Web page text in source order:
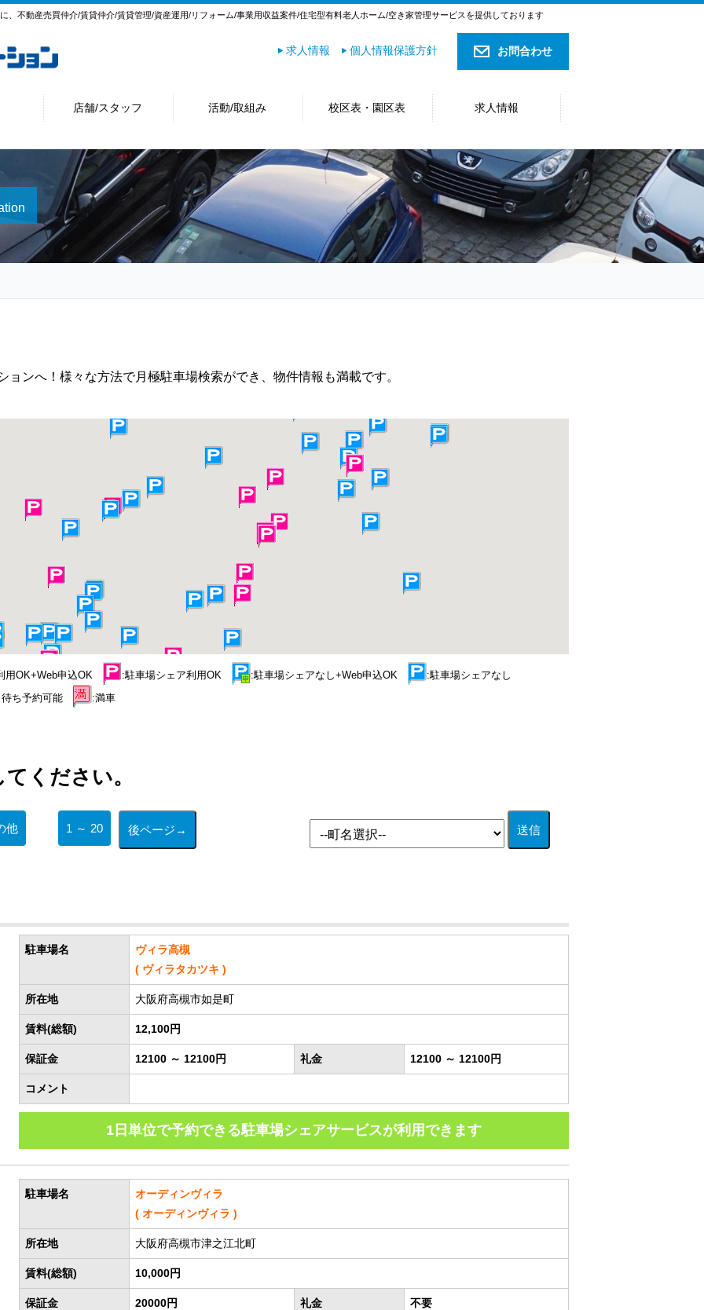
、不動産売買仲介/賃貸仲介/賃貸管理/資産運用/リフォーム/事業用収益案件/住宅型有料老人ホーム/空き家管理サービスを提供しております
お問合わせ
求人情報 個人情報保護方針
店舗/スタッフ 活動/取組み 校区表・園区表 求人情報
ンへ！様々な方法で月極駐車場検索ができ、物件情報も満載です。
用OK+Web申込OK :駐車場シェア利用OK :駐車場シェアなし+Web申込OK
:駐車場シェアなし
待ち予約可能
:満車
ください。
他 1 ～ 20
駐車場名
ヴィラ高槻
( ヴィラタカツキ )
所在地 大阪府高槻市如是町
賃料(総額) 12,100円
保証金 12100 ～ 12100円 礼金 12100 ～ 12100円
コメント
1日単位で予約できる駐車場シェアサービスが利用できます
駐車場名
オーディンヴィラ
( オーディンヴィラ )
所在地 大阪府高槻市津之江北町
賃料(総額) 10,000円
保証金 20000円 礼金 不要